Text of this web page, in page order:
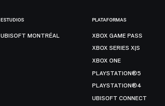
ESTUDIOS
UBISOFT MONTRÉAL
PLATAFORMAS
XBOX GAME PASS
XBOX SERIES X|S
XBOX ONE
PLAYSTATION®5
PLAYSTATION®4
UBISOFT CONNECT